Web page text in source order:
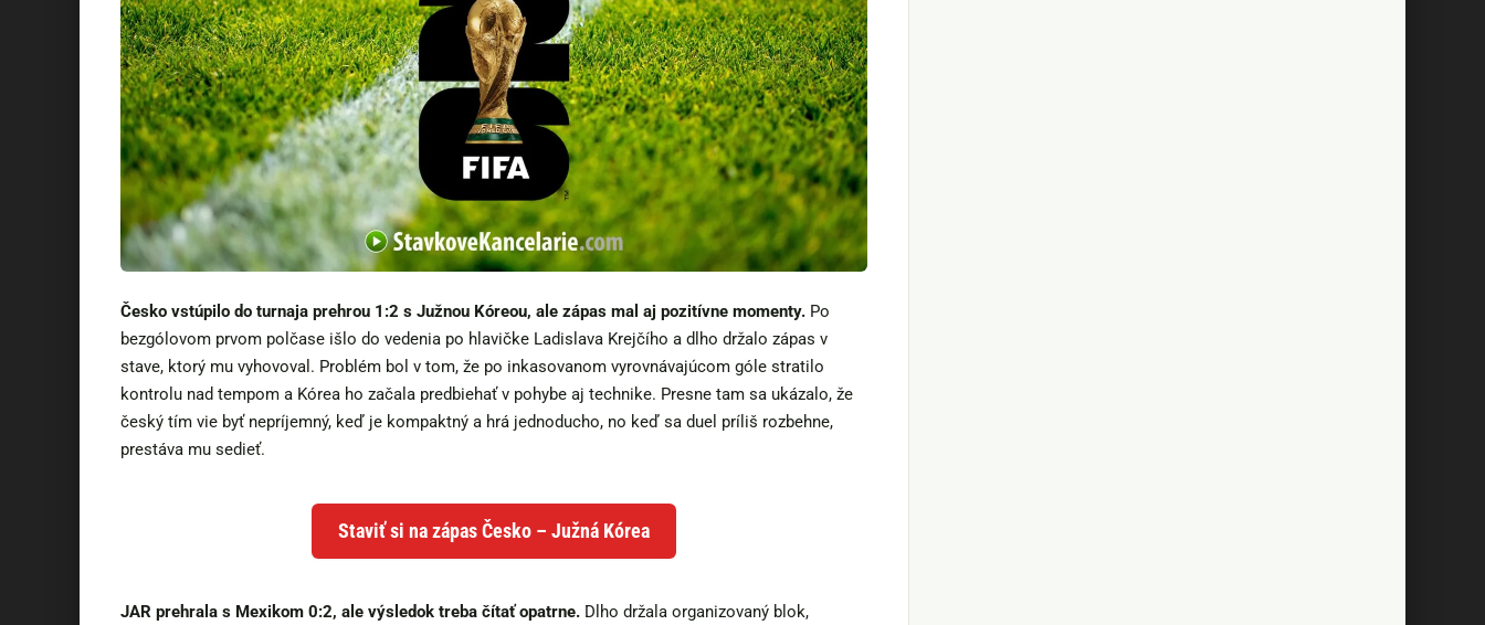
Česko vstúpilo do turnaja prehrou 1:2 s Južnou Kóreou, ale zápas mal aj pozitívne momenty. Po
bezgólovom prvom polčase išlo do vedenia po hlavičke Ladislava Krejčího a dlho držalo zápas v
stave, ktorý mu vyhovoval. Problém bol v tom, že po inkasovanom vyrovnávajúcom góle stratilo
kontrolu nad tempom a Kórea ho začala predbiehať v pohybe aj technike. Presne tam sa ukázalo, že
český tím vie byť nepríjemný, keď je kompaktný a hrá jednoducho, no keď sa duel príliš rozbehne,
prestáva mu sedieť.
Staviť si na zápas Česko – Južná Kórea
JAR prehrala s Mexikom 0:2, ale výsledok treba čítať opatrne. Dlho držala organizovaný blok,